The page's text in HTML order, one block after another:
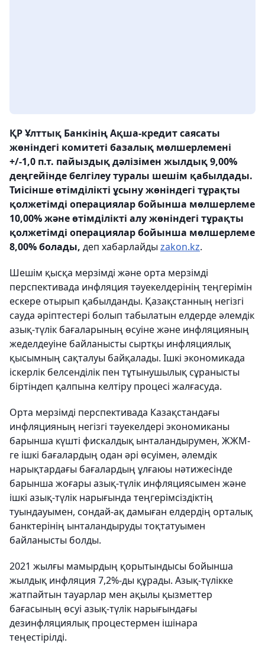
ҚР Ұлттық Банкінің Ақша-кредит саясаты
жөніндегі комитеті базалық мөлшерлемені
+/-1,0 п.т. пайыздық дәлізімен жылдық 9,00%
деңгейінде белгілеу туралы шешім қабылдады.
Тиісінше өтімділікті ұсыну жөніндегі тұрақты
қолжетімді операциялар бойынша мөлшерлеме
10,00% және өтімділікті алу жөніндегі тұрақты
қолжетімді операциялар бойынша мөлшерлеме
8,00% болады, деп хабарлайды zakon.kz.
Шешім қысқа мерзімді және орта мерзімді
перспективада инфляция тәуекелдерінің теңгерімін
ескере отырып қабылданды. Қазақстанның негізгі
сауда әріптестері болып табылатын елдерде әлемдік
азық-түлік бағаларының өсуіне және инфляцияның
жеделдеуіне байланысты сыртқы инфляциялық
қысымның сақталуы байқалады. Ішкі экономикада
іскерлік белсенділік пен тұтынушылық сұранысты
біртіндеп қалпына келтіру процесі жалғасуда.
Орта мерзімді перспективада Казақстандағы
инфляцияның негізгі тәуекелдері экономиканы
барынша күшті фискалдық ынталандырумен, ЖЖМ-
ге ішкі бағалардың одан әрі өсуімен, әлемдік
нарықтардағы бағалардың ұлғаюы нәтижесінде
барынша жоғары азық-түлік инфляциясымен және
ішкі азық-түлік нарығында теңгерімсіздіктің
туындауымен, сондай-ақ дамыған елдердің орталық
банктерінің ынталандыруды тоқтатуымен
байланысты болды.
2021 жылғы мамырдың қорытындысы бойынша
жылдық инфляция 7,2%-ды құрады. Азық-түлікке
жатпайтын тауарлар мен ақылы қызметтер
бағасының өсуі азық-түлік нарығындағы
дезинфляциялық процестермен ішінара
теңестірілді.